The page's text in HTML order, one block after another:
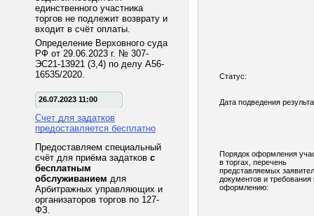
единственного участника
торгов не подлежит возврату и
входит в счёт оплаты.
Определение Верховного суда
РФ от 29.06.2023 г. № 307-
ЭС21-13921 (3,4) по делу А56-
16535/2020.
26.07.2023 11:00
Счет для задатков
предоставляется бесплатно
Предоставляем специальный
счёт для приёма задатков с
бесплатным
обслуживанием для
Арбитражных управляющих и
организаторов торгов по 127-
ФЗ.
Статус:
Дата подведения
Порядок оформления
в торгах, перечень
представляемых
документов и требования
оформлению: